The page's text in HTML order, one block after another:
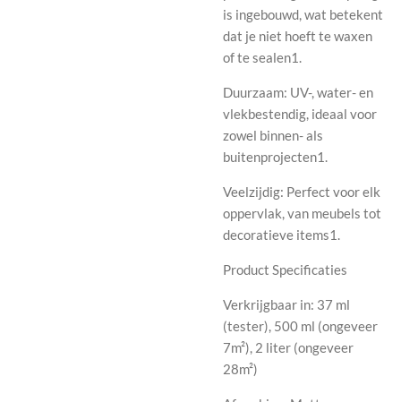
is ingebouwd, wat betekent
dat je niet hoeft te waxen
of te sealen1.
Duurzaam: UV-, water- en
vlekbestendig, ideaal voor
zowel binnen- als
buitenprojecten1.
Veelzijdig: Perfect voor elk
oppervlak, van meubels tot
decoratieve items1.
Product Specificaties
Verkrijgbaar in: 37 ml
(tester), 500 ml (ongeveer
7m²), 2 liter (ongeveer
28m²)